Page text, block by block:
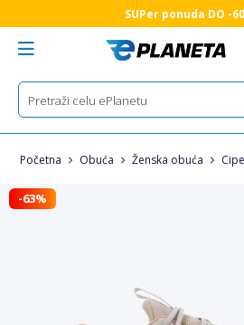
SUPer ponuda DO -
Početna Obuća Ženska obuća
-63%